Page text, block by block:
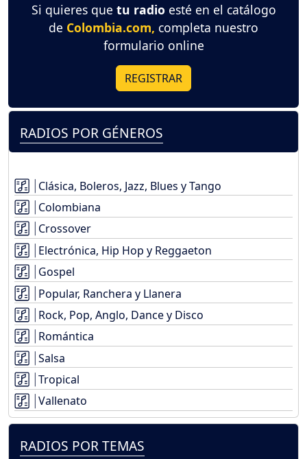
Si quieres que tu radio esté en el catálogo
de Colombia.com, completa nuestro
formulario online
REGISTRAR
RADIOS POR GÉNEROS
Clásica, Boleros, Jazz, Blues y Tango
Colombiana
Crossover
Electrónica, Hip Hop y Reggaeton
Gospel
Popular, Ranchera y Llanera
Rock, Pop, Anglo, Dance y Disco
Romántica
Salsa
Tropical
Vallenato
RADIOS POR TEMAS